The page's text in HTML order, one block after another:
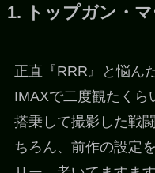
1. トップガン・
正直『RRR』と悩ん
IMAXで二度観たくら
搭乗して撮影した戦
ちろん、前作の設定